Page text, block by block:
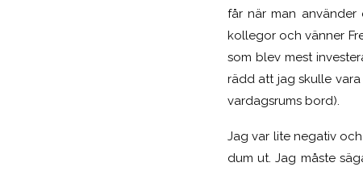
får när man
kollegor och vänner
som blev mest
rädd att jag skulle
vardagsrums bord).
Jag var lite negativ
dum ut. Jag måste